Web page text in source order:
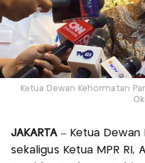
Ketua Dewan Kehormatan
JAKARTA– Ketua Dewan
sekaligus Ketua MPR RI,